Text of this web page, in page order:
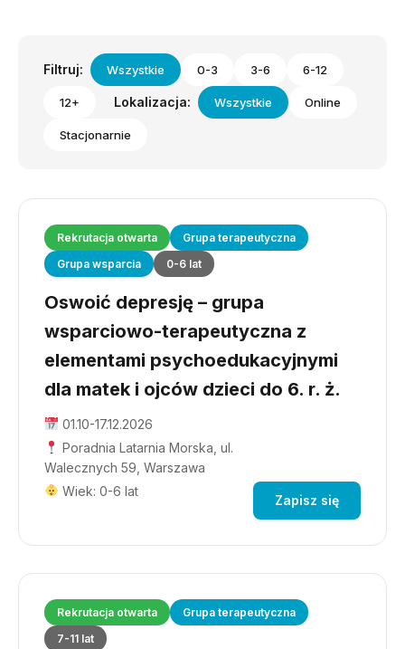
Filtruj: Wszystkie 0-3 3-6 6-12
12+ Lokalizacja: Wszystkie Online
Stacjonarnie
Rekrutacja otwarta
Grupa terapeutyczna
Grupa wsparcia
0-6 lat
Oswoić depresję – grupa
wsparciowo-terapeutyczna z
elementami psychoedukacyjnymi
dla matek i ojców dzieci do 6. r. ż.
01.10-17.12.2026
Poradnia Latarnia Morska, ul.
Walecznych 59, Warszawa
Wiek: 0-6 lat
Zapisz się
Rekrutacja otwarta
Grupa terapeutyczna
7-11 lat